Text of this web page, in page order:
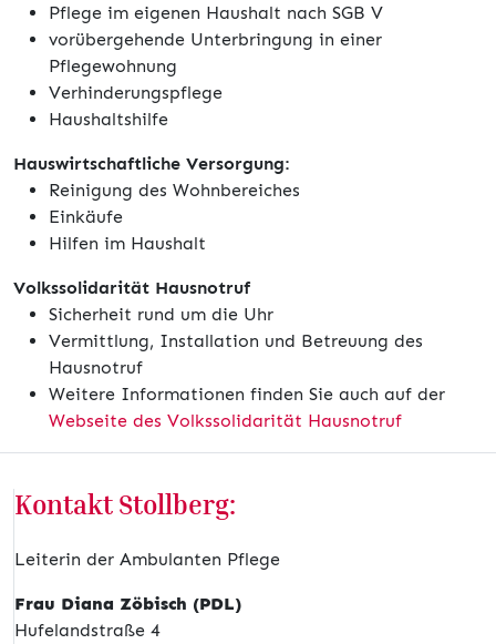
Pflege im eigenen Haushalt nach SGB V
vorübergehende Unterbringung in einer
Pflegewohnung
Verhinderungspflege
Haushaltshilfe
Hauswirtschaftliche Versorgung:
Reinigung des Wohnbereiches
Einkäufe
Hilfen im Haushalt
Volkssolidarität Hausnotruf
Sicherheit rund um die Uhr
Vermittlung, Installation und Betreuung des
Hausnotruf
Weitere Informationen finden Sie auch auf der
Webseite des Volkssolidarität Hausnotruf
Kontakt Stollberg:
Leiterin der Ambulanten Pflege
Frau Diana Zöbisch (PDL)
Hufelandstraße 4